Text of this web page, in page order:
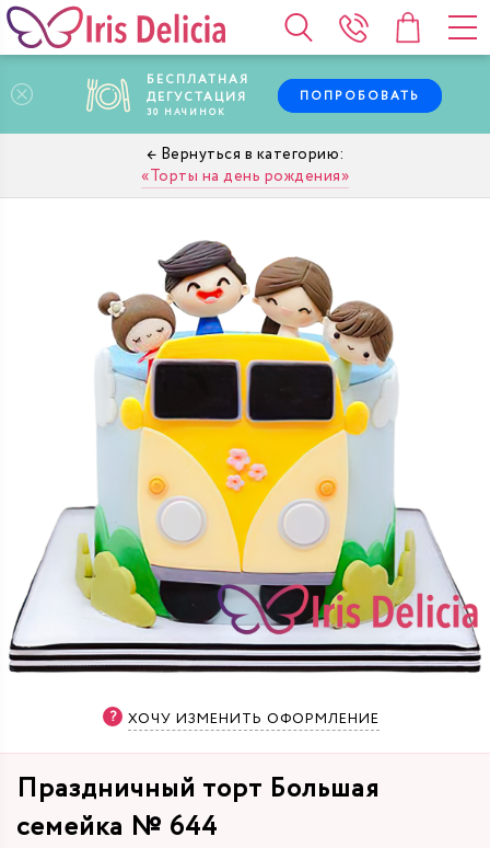
БЕСПЛАТНАЯ
ДЕГУСТАЦИЯ
30 НАЧИНОК
ПОПРОБОВАТЬ
Торты на день рождения
ХОЧУ ИЗМЕНИТЬ ОФОРМЛЕНИЕ
Праздничный торт Большая
семейка № 644